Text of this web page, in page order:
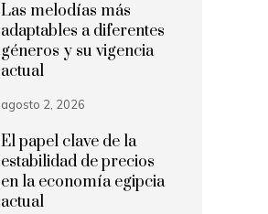
Las melodías más
adaptables a diferentes
géneros y su vigencia
actual
agosto 2, 2026
El papel clave de la
estabilidad de precios
en la economía egipcia
actual